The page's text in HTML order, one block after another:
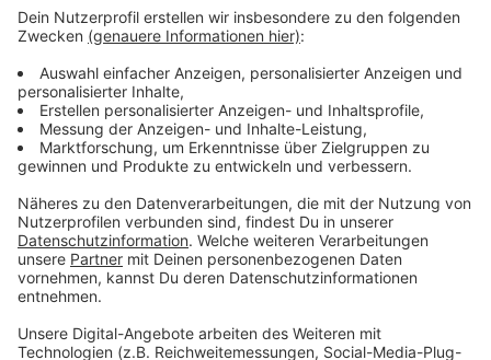
Reise nach Polen begleitet und kommt zu einem
positiven Urteil: „Er war dort in heikler diplomatischer
Mission unterwegs, und er hat das gut gemacht." Hinzu
kommt: Wüst regiert seit 2022 erfolgreich mit den
Grünen - ein Koalitionsmodell, das in der CDU
angesichts möglicher künftiger
Bündniskonstellationen zunehmend attraktiv wirkt.
Viele in der Partei bereuten laut Narciandi, die Grünen
im Wahlkampf so schlecht gemacht zu haben.
Anzeige
Wie wahrscheinlich ist ein Wechsel?